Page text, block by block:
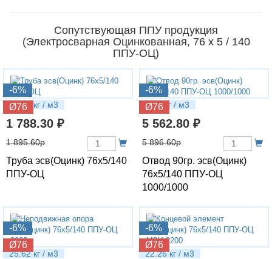
Сопутствующая ППУ продукция
(Электросварная Оцинкованная, 76 х 5 / 140
ППУ-ОЦ)
-6%
Ø76
12.67 кг / м3
1 788.30 ₽
1 895.60р
Труба эсв(Оцинк) 76х5/140
ППУ-ОЦ
-6%
Ø76
25.3 кг / м3
5 562.80 ₽
5 896.60р
Отвод 90гр. эсв(Оцинк)
76х5/140 ППУ-ОЦ
1000/1000
-6%
Ø76
25.62 кг / м3
-6%
Ø76
22.26 кг / м3